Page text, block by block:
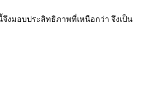
งมอบประสิทธิภาพที่เหนือกว่า จึงเป็น